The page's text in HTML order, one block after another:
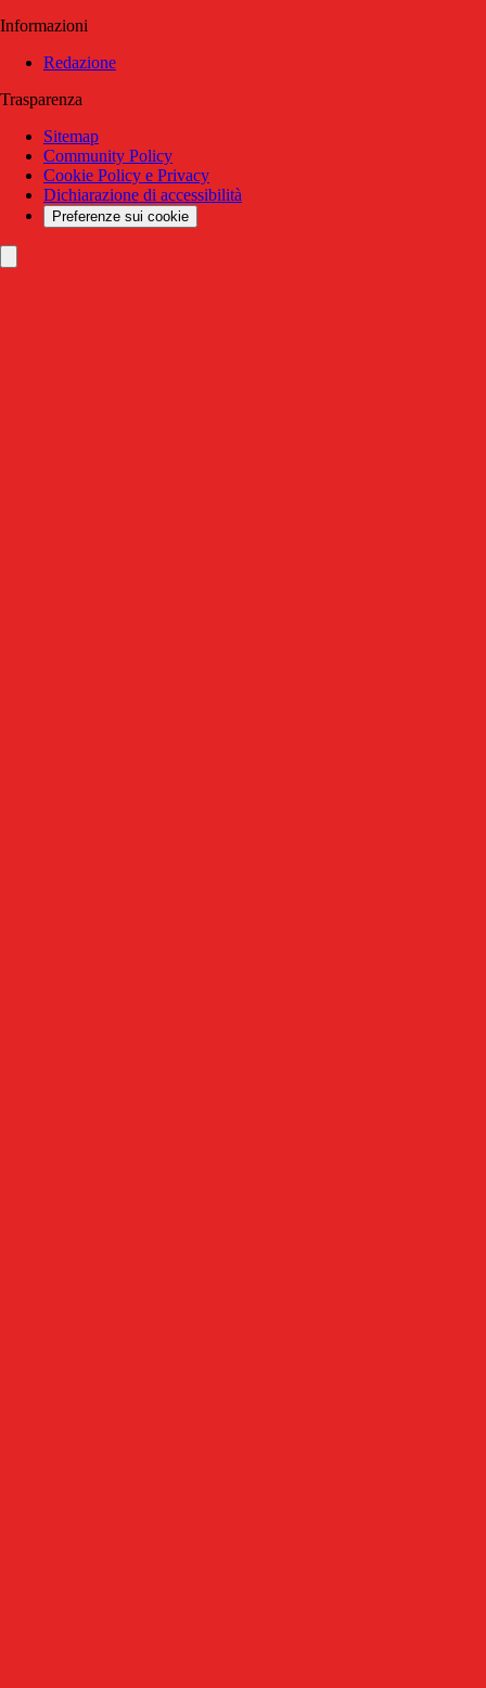
Informazioni
Redazione
Trasparenza
Sitemap
Community Policy
Cookie Policy e Privacy
Dichiarazione di accessibilità
Preferenze sui cookie